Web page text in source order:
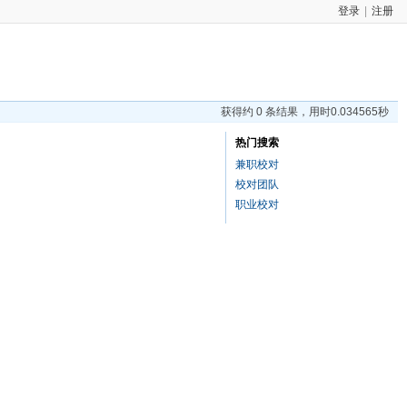
登录 注册
获得约 0 条结果，用时0.034565秒
热门搜索
兼职校对
校对团队
职业校对